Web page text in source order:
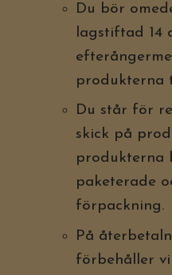
Du bör
lagstiftad 14
produkterna
Du står för
skick på
produkterna
paketerade
förpackning.
På
förbehåller